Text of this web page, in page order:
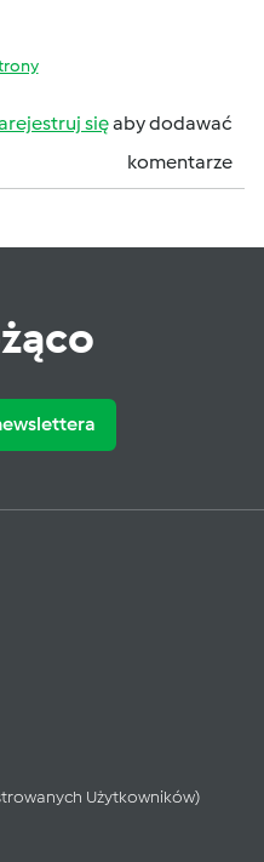
sięaby dodawać
komentarze
Użytkowników)